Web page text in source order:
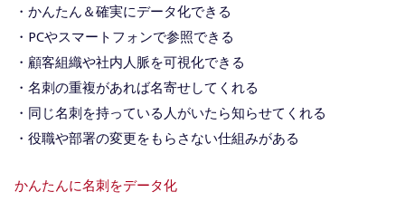
・かんたん＆確実にデータ化できる
・PCやスマートフォンで参照できる
・顧客組織や社内人脈を可視化できる
・名刺の重複があれば名寄せしてくれる
・同じ名刺を持っている人がいたら知らせてくれる
・役職や部署の変更をもらさない仕組みがある
かんたんに名刺をデータ化